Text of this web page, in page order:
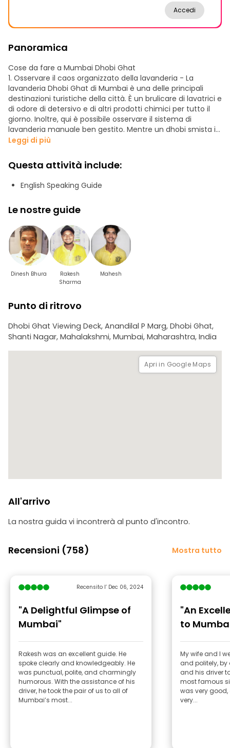
Accedi
Panoramica
Cose da fare a Mumbai Dhobi Ghat
1. Osservare il caos organizzato della lavanderia - La
lavanderia Dhobi Ghat di Mumbai è una delle principali
destinazioni turistiche della città. È un brulicare di lavatrici e
di odore di detersivo e di altri prodotti chimici per tutto il
giorno. Inoltre, qui è possibile osservare il sistema di
lavanderia manuale ben gestito. Mentre un dhobi smista i
vestiti in base ai loro colori e tipi, un altro sbatte via le
appende ai fili per farli asciugare.
2. Conoscere la vita dei lavatori e delle donne - Questo
Dhobi Ghat di Mumbai è gestito dalle persone che vi
loro storie con i viaggiatori. Imparate a conoscere l'intero
giocate una o due partite a biglie con i bambini presenti.
Potreste anche prendere qualche utile consiglio per il
lavaggio da portare a casa.
3. Scattare fotografie colorate agli stenditoi - La visita di
Dhobi Ghat a Mumbai è molto apprezzata anche dai
esposizioni di biancheria monocromatica di ospedali e
Leggi di più
Questa attività include:
English Speaking Guide
Le nostre guide
Dinesh Bhura
Rakesh
Sharma
Mahesh
Punto di ritrovo
Dhobi Ghat Viewing Deck, Anandilal P Marg, Dhobi Ghat,
Shanti Nagar, Mahalakshmi, Mumbai, Maharashtra, India
Apri in Google Maps
All'arrivo
La nostra guida vi incontrerà al punto d'incontro.
Recensioni (758) Mostra tutto
Recensito l’ Dec 06, 2024
"A Delightful Glimpse of
Mumbai"
Rakesh was an excellent guide. He
spoke clearly and knowledgeably. He
was punctual, polite, and charmingly
humorous. With the assistance of his
driver, he took the pair of us to all of
Mumbai’s most...
"An
to
My wife and I
and politely, by
and his driver
most famous
was very
very...